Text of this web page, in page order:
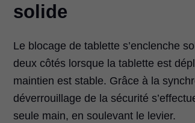
solide
Le blocage de tablette s’enclenche
deux côtés lorsque la tablette est
maintien est stable. Grâce à la
déverrouillage de la sécurité
seule main, en soulevant le levier.